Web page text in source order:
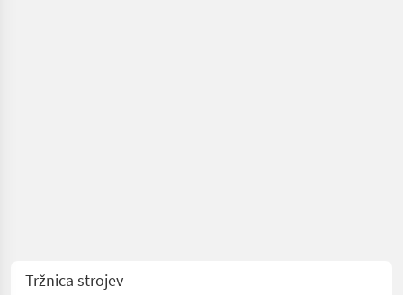
Tržnica strojev